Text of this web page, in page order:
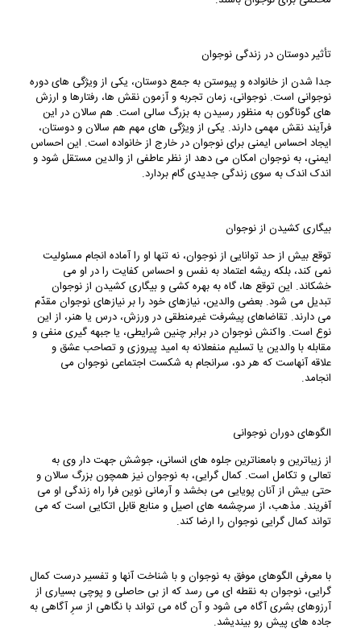
تأثیر دوستان در زندگی نوجوان
جدا شدن از خانواده و پیوستن به جمع دوستان، یکی از ویژگی های دوره
نوجوانی است. نوجوانی، زمان تجربه و آزمون نقش ها، رفتارها و ارزش
های گوناگون به منظور رسیدن به بزرگ سالی است. هم سالان در این
فرآیند نقش مهمی دارند. یکی از ویژگی های مهم هم سالان و دوستان،
ایجاد احساس ایمنی برای نوجوان در خارج از خانواده است. این احساس
ایمنی، به نوجوان امکان می دهد از نظر عاطفی از والدین مستقل شود و
اندک اندک به سوی زندگی جدیدی گام بردارد.
بیگاری کشیدن از نوجوان
توقع بیش از حد توانایی از نوجوان، نه تنها او را آماده انجام مسئولیت
نمی کند، بلکه ریشه اعتماد به نفس و احساس کفایت را در او می
خشکاند. این توقع ها، گاه به بهره کشی و بیگاری کشیدن از نوجوان
تبدیل می شود. بعضی والدین، نیازهای خود را بر نیازهای نوجوان مقدّم
می دارند. تقاضاهای پیشرفت غیرمنطقی در ورزش، درس یا هنر، از این
نوع است. واکنش نوجوان در برابر چنین شرایطی، یا جبهه گیری منفی و
مقابله با والدین یا تسلیم منفعلانه به امید پیروزی و تصاحب عشق و
علاقه آنهاست که هر دو، سرانجام به شکست اجتماعی نوجوان می
انجامد.
الگوهای دوران نوجوانی
از زیباترین و بامعناترین جلوه های انسانی، جوشش جهت دار وی به
تعالی و تکامل است. کمال گرایی، به نوجوان نیز همچون بزرگ سالان و
حتی بیش از آنان پویایی می بخشد و آرمانی نوین فرا راه زندگی او می
آفریند. مذهب، از سرچشمه های اصیل و منابع قابل اتکایی است که می
تواند کمال گرایی نوجوان را ارضا کند.
با معرفی الگوهای موفق به نوجوان و با شناخت آنها و تفسیر درست کمال
گرایی، نوجوان به نقطه ای می رسد که از بی حاصلی و پوچی بسیاری از
آرزوهای بشری آگاه می شود و آن گاه می تواند با نگاهی از سرِ آگاهی به
جاده های پیش رو بیندیشد.